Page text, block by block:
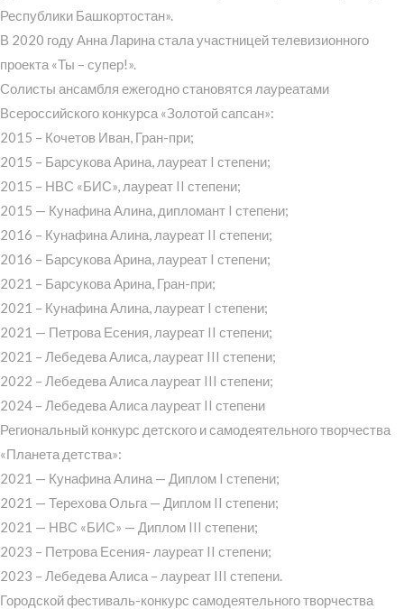
Республики Башкортостан».
В 2020 году Анна Ларина стала участницей телевизионного
проекта «Ты – супер!».
Солисты ансамбля ежегодно становятся лауреатами
Всероссийского конкурса «Золотой сапсан»:
2015 – Кочетов Иван, Гран-при;
2015 – Барсукова Арина, лауреат I степени;
2015 – НВС «БИС», лауреат II степени;
2015 — Кунафина Алина, дипломант I степени;
2016 – Кунафина Алина, лауреат II степени;
2016 – Барсукова Арина, лауреат I степени;
2021 – Барсукова Арина, Гран-при;
2021 – Кунафина Алина, лауреат I степени;
2021 — Петрова Есения, лауреат II степени;
2021 – Лебедева Алиса, лауреат III степени;
2022 – Лебедева Алиса лауреат III степени;
2024 – Лебедева Алиса лауреат II степени
Региональный конкурс детского и самодеятельного творчества
«Планета детства»:
2021 — Кунафина Алина — Диплом I степени;
2021 — Терехова Ольга — Диплом II степени;
2021 — НВС «БИС» — Диплом III степени;
2023 – Петрова Есения- лауреат II степени;
2023 – Лебедева Алиса – лауреат III степени.
Городской фестиваль-конкурс самодеятельного творчества